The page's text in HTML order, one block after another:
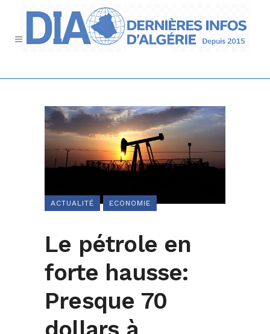
ACTUALITÉ ECONOMIE
Le pétrole en
forte hausse:
Presque 70